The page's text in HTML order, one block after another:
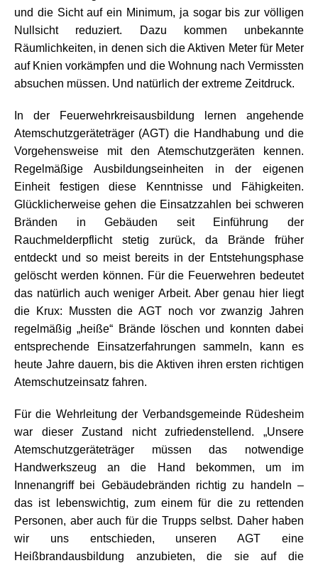
und die Sicht auf ein Minimum, ja sogar bis zur völligen
Nullsicht reduziert. Dazu kommen unbekannte
Räumlichkeiten, in denen sich die Aktiven Meter für Meter
auf Knien vorkämpfen und die Wohnung nach Vermissten
absuchen müssen. Und natürlich der extreme Zeitdruck.
In der Feuerwehrkreisausbildung lernen angehende
Atemschutzgeräteträger (AGT) die Handhabung und die
Vorgehensweise mit den Atemschutzgeräten kennen.
Regelmäßige Ausbildungseinheiten in der eigenen
Einheit festigen diese Kenntnisse und Fähigkeiten.
Glücklicherweise gehen die Einsatzzahlen bei schweren
Bränden in Gebäuden seit Einführung der
Rauchmelderpflicht stetig zurück, da Brände früher
entdeckt und so meist bereits in der Entstehungsphase
gelöscht werden können. Für die Feuerwehren bedeutet
das natürlich auch weniger Arbeit. Aber genau hier liegt
die Krux: Mussten die AGT noch vor zwanzig Jahren
regelmäßig „heiße“ Brände löschen und konnten dabei
entsprechende Einsatzerfahrungen sammeln, kann es
heute Jahre dauern, bis die Aktiven ihren ersten richtigen
Atemschutzeinsatz fahren.
Für die Wehrleitung der Verbandsgemeinde Rüdesheim
war dieser Zustand nicht zufriedenstellend. „Unsere
Atemschutzgeräteträger müssen das notwendige
Handwerkszeug an die Hand bekommen, um im
Innenangriff bei Gebäudebränden richtig zu handeln –
das ist lebenswichtig, zum einem für die zu rettenden
Personen, aber auch für die Trupps selbst. Daher haben
wir uns entschieden, unseren AGT eine
Heißbrandausbildung anzubieten, die sie auf die